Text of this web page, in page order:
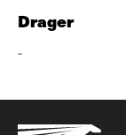
Drager
-